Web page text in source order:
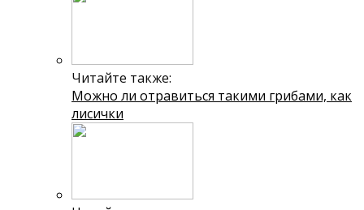
Читайте также:
Можно ли отравиться такими грибами, как
лисички